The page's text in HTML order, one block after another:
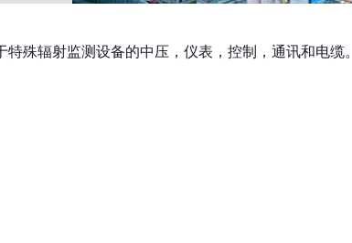
殊辐射监测设备的中压，仪表，控制，通讯和电缆。